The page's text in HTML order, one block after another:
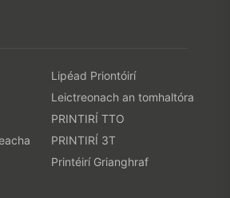
Lipéad Priontóirí
Leictreonach an tomhaltóra
PRINTIRÍ TTO
PRINTIRÍ 3T
Printéirí Grianghraf